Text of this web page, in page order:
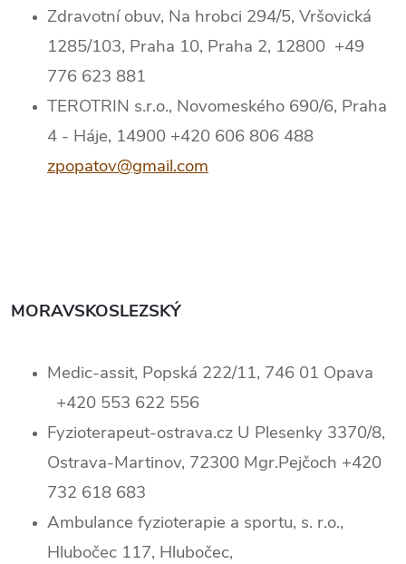
Zdravotní obuv, Na hrobci 294/5, Vršovická
1285/103, Praha 10, Praha 2, 12800 +49
776 623 881
TEROTRIN s.r.o., Novomeského 690/6, Praha
4 - Háje, 14900 +420 606 806 488
zpopatov@gmail.com
MORAVSKOSLEZSKÝ
Medic-assit, Popská 222/11, 746 01 Opava
+420 553 622 556
Fyzioterapeut-ostrava.cz U Plesenky 3370/8,
Ostrava-Martinov, 72300 Mgr.Pejčoch +420
732 618 683
Ambulance fyzioterapie a sportu, s. r.o.,
Hlubočec 117, Hlubočec,